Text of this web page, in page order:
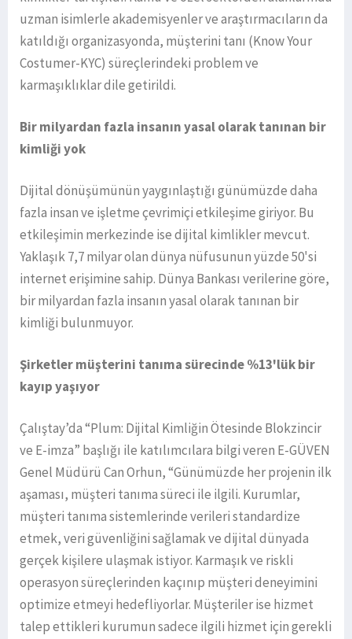
uzman isimlerle akademisyenler ve araştırmacıların da
katıldığı organizasyonda, müşterini tanı (Know Your
Costumer-KYC) süreçlerindeki problem ve
karmaşıklıklar dile getirildi.
Bir milyardan fazla insanın yasal olarak tanınan bir
kimliği yok
Dijital dönüşümünün yaygınlaştığı günümüzde daha
fazla insan ve işletme çevrimiçi etkileşime giriyor. Bu
etkileşimin merkezinde ise dijital kimlikler mevcut.
Yaklaşık 7,7 milyar olan dünya nüfusunun yüzde 50'si
internet erişimine sahip. Dünya Bankası verilerine göre,
bir milyardan fazla insanın yasal olarak tanınan bir
kimliği bulunmuyor.
Şirketler müşterini tanıma sürecinde %13'lük bir
kayıp yaşıyor
Çalıştay’da “Plum: Dijital Kimliğin Ötesinde Blokzincir
ve E-imza” başlığı ile katılımcılara bilgi veren E-GÜVEN
Genel Müdürü Can Orhun, “Günümüzde her projenin ilk
aşaması, müşteri tanıma süreci ile ilgili. Kurumlar,
müşteri tanıma sistemlerinde verileri standardize
etmek, veri güvenliğini sağlamak ve dijital dünyada
gerçek kişilere ulaşmak istiyor. Karmaşık ve riskli
operasyon süreçlerinden kaçınıp müşteri deneyimini
optimize etmeyi hedefliyorlar. Müşteriler ise hizmet
talep ettikleri kurumun sadece ilgili hizmet için gerekli